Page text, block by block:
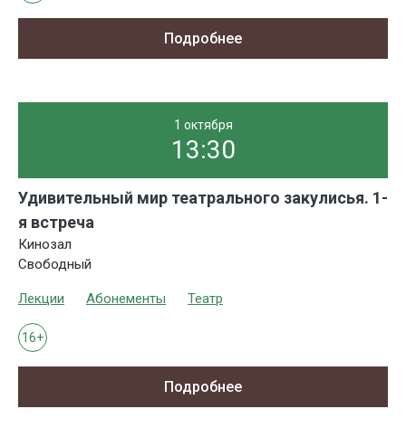
Подробнее
1 октября
13:30
Удивительный мир театрального закулисья. 1-
я встреча
Кинозал
Свободный
Лекции Абонементы Театр
16+
Подробнее